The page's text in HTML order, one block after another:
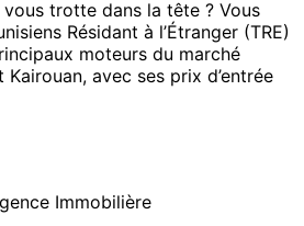
trotte dans la tête ? Vous
Résidant à l’Étranger (TRE)
moteurs du marché
avec ses prix d’entrée